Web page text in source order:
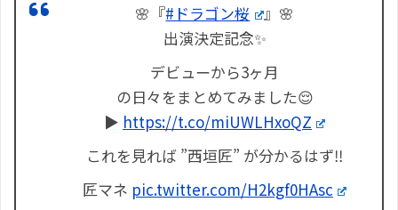
🌸『#ドラゴン桜
』🌸
出演決定記念✨
デビューから3ヶ月
の日々をまとめてみました😌
▶︎ https://t.co/miUWLHxoQZ
これを見れば ”西垣匠” が分かるはず‼️
匠マネ pic.twitter.com/H2kgf0HAsc